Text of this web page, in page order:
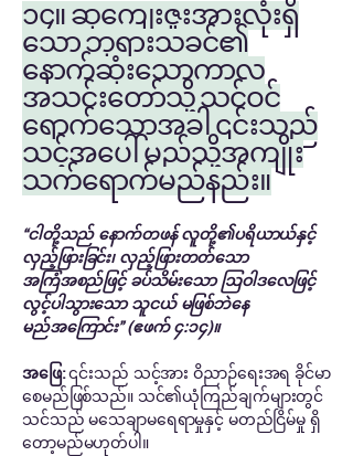
၁၄။ ဆုကျေးဇူးအားလုံးရှိ
သော ဘုရားသခင်၏
နောက်ဆုံးသောကာလ
အသင်းတော်သို့ သင်ဝင်
ရောက်သောအခါ ၎င်းသည်
သင့်အပေါ် မည်သို့အကျိုး
သက်ရောက်မည်နည်း။
“ငါတို့သည် နောက်တဖန် လူတို့၏ပရိယာယ်နှင့်
လှည့်ဖြားခြင်း၊ လှည့်ဖြားတတ်သော
အကြံအစည်ဖြင့် ခပ်သိမ်းသော ဩဝါဒလေဖြင့်
လွင့်ပါသွားသော သူငယ် မဖြစ်ဘဲနေ
မည်အကြောင်း” (ဧဖက် ၄:၁၄)။
အဖြေ:၎င်းသည် သင့်အား ဝိညာဉ်ရေးအရ ခိုင်မာ
စေမည်ဖြစ်သည်။ သင်၏ယုံကြည်ချက်များတွင်
သင်သည် မသေချာမရေရာမှုနှင့် မတည်ငြိမ်မှု ရှိ
တော့မည်မဟုတ်ပါ။